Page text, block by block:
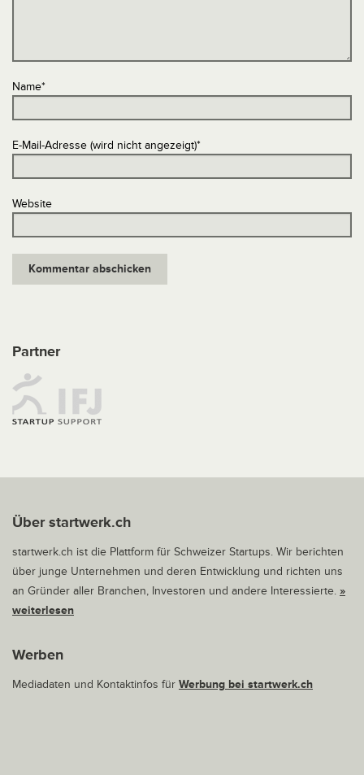
Name*
E-Mail-Adresse (wird nicht angezeigt)*
Website
Partner
Über startwerk.ch
startwerk.ch ist die Plattform für Schweizer Startups. Wir berichten
über junge Unternehmen und deren Entwicklung und richten uns
an Gründer aller Branchen, Investoren und andere Interessierte. »
weiterlesen
Werben
Mediadaten und Kontaktinfos für Werbung bei startwerk.ch